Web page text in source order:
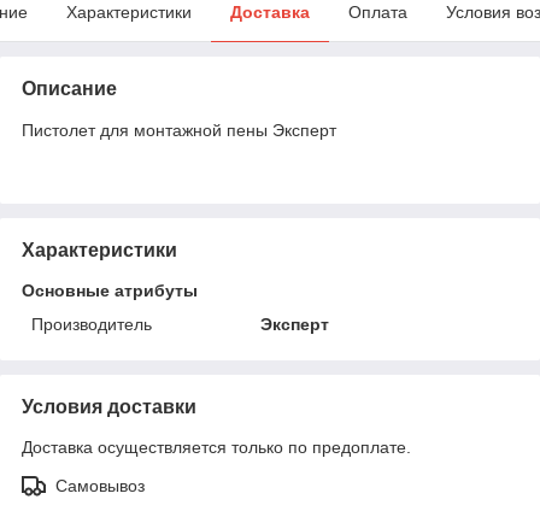
Характеристики Доставка Оплата Условия
Описание
Пистолет для монтажной пены Эксперт
Характеристики
Основные атрибуты
Производитель
Эксперт
Условия доставки
Доставка осуществляется только по предоплате.
Самовывоз